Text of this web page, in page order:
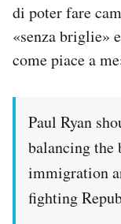
di poter fare
«senza briglie»
come piace a
Paul Ryan
balancing the
immigration
fighting